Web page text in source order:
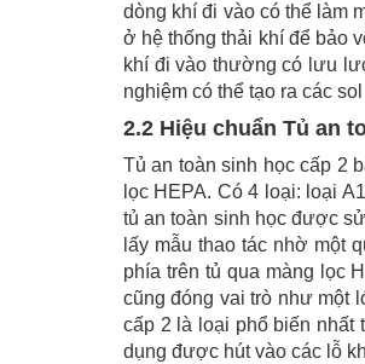
dòng khí đi vào có thể làm
ở hệ thống thải khí để bảo
khí đi vào thường có lưu
nghiệm có thể tạo ra các
2.2 Hiệu chuẩn Tủ an
Tủ an toàn sinh học cấp 2
lọc HEPA. Có 4 loại: loại
tủ an toàn sinh học được
lấy mẫu thao tác nhờ một
phía trên tủ qua màng lọc
cũng đóng vai trò như một
cấp 2 là loại phổ biến nhất
dụng được hút vào các lỗ